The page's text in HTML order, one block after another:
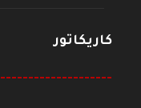
كاريكاتور
--------------------